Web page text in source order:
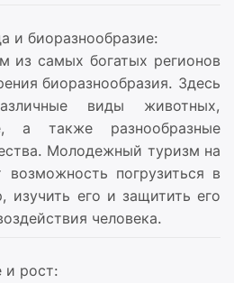
и биоразнообразие:
из самых богатых регионов
биоразнообразия. Здесь
виды животных,
а также разнообразные
Молодежный туризм на
возможность погрузиться в
изучить его и защитить его
человека.
и рост: